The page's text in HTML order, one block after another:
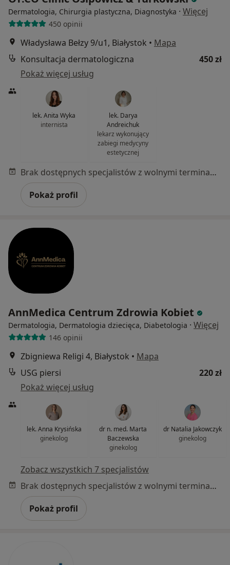
Dermatologia, Chirurgia plastyczna, Diagnostyka · Więcej
450 opinii
Władysława Bełzy 9/u1, Białystok • Mapa
Konsultacja dermatologiczna
450 zł
Pokaż więcej usług
lek. Anita Wyka
internista
lek. Darya
Andreichuk
lekarz wykonujący
zabiegi medycyny
estetycznej
Brak dostępnych specjalistów z wolnymi terminami w tym centrum medycznym.
Pokaż profil
AnnMedica Centrum Zdrowia Kobiet
Dermatologia, Dermatologia dziecięca, Diabetologia · Więcej
146 opinii
Zbigniewa Religi 4, Białystok • Mapa
USG piersi
220 zł
Pokaż więcej usług
lek. Anna Krysińska
ginekolog
dr n. med. Marta
Baczewska
ginekolog
dr Natalia Jakowczyk
ginekolog
Zobacz wszystkich 7 specjalistów
Brak dostępnych specjalistów z wolnymi terminami w tym centrum medycznym.
Pokaż profil